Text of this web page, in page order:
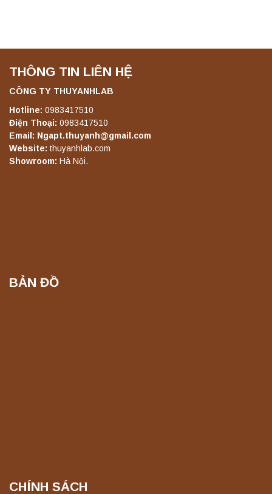
THÔNG TIN LIÊN HỆ
CÔNG TY THUYANHLAB
Hotline: 0983417510
Điện Thoại: 0983417510
Email: Ngapt.thuyanh@gmail.com
Website: thuyanhlab.com
Showroom: Hà Nội.
BẢN ĐỒ
CHÍNH SÁCH